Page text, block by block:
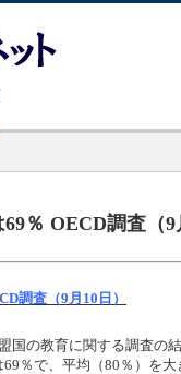
％ OECD調査（9
調査（9月10日）
国の教育に関する調査の
％で、平均（80％）を